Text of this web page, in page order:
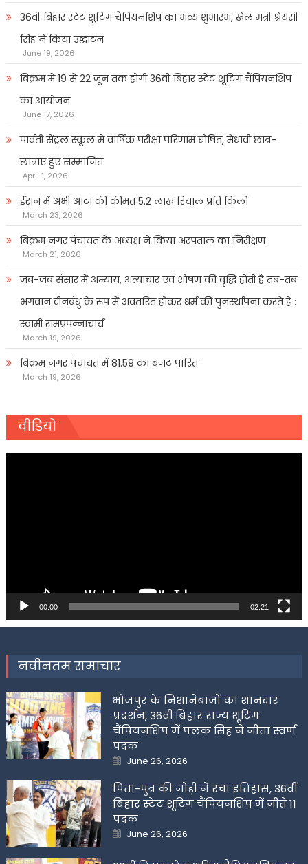
36वीं बिहार स्टेट शूटिंग चैंपियनशिप का भव्य शुभारंभ, खेल मंत्री श्रेयसी
सिंह ने किया उद्घाटन
June 19, 2026
बिक्रम में 19 से 22 जून तक होगी 36वीं बिहार स्टेट शूटिंग चैंपियनशिप
का आयोजन
June 17, 2026
पार्वती सेंट्रल स्कूल में वार्षिक परीक्षा परिणाम घोषित, मेधावी छात्र-
छात्राएं हुए सम्मानित
April 1, 2026
ईरान में अभी आटा की कीमत 5.2 लाख रियाल प्रति किलो
March 23, 2026
बिक्रम नगर पंचायत के अध्यक्ष ने किया अस्पताल का निरीक्षण
March 21, 2026
जब-जब संसार में अन्याय, अत्याचार एवं शोषण की वृद्धि होती है तब-तब
भगवान दीनबंधु के रूप में अवतरित होकर धर्म की पुनर्स्थापना करते हैं :
स्वामी रामप्रपन्नाचार्य
March 19, 2026
बिक्रम नगर पंचायत में 81.59 का बजट पारित
March 19, 2026
वीडियो
00:00 02:21
नवीनतम समाचार
भोजपुर के निशानेबाजों का शानदार
प्रदर्शन, 36वीं बिहार राज्य शूटिंग
चैंपियनशिप में पलक सिंह ने जीता स्वर्ण
पदक
Posted
on
June 26, 2026
पिता-पुत्र की जोड़ी ने रचा इतिहास, 36वीं
बिहार स्टेट शूटिंग चैंपियनशिप में जीते 11
पदक
Posted
on
June 26, 2026